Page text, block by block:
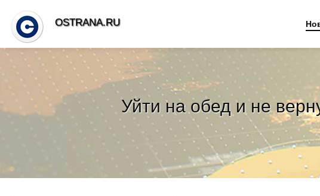
Уйти на обед и не
OSTRANA.RU